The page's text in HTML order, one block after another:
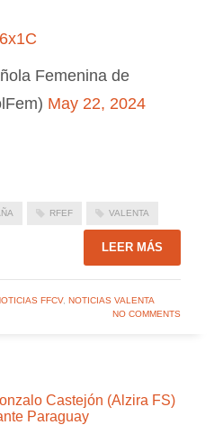
Femenina de
May 22, 2024
RFEF VALENTA
LEER MÁS
FFCV, NOTICIAS VALENTA
NO COMMENTS
Castejón (Alzira FS)
Paraguay